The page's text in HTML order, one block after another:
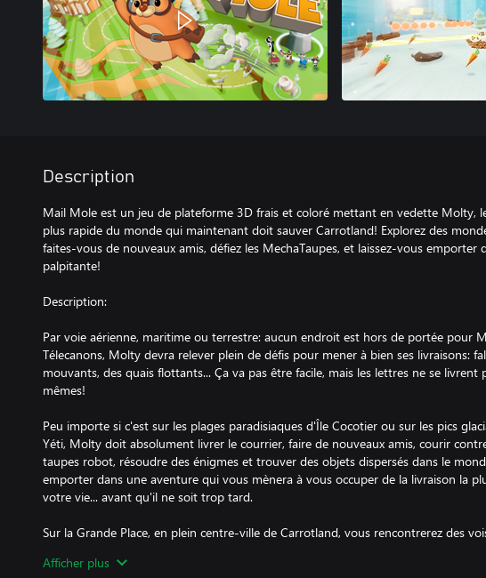
Description
Mail Mole est un jeu de plateforme 3D frais et coloré mettant en vedette Molty,
plus rapide du monde qui maintenant doit sauver Carrotland! Explorez des
faites-vous de nouveaux amis, défiez les MechaTaupes, et laissez-vous emporter
palpitante!
Description:
Par voie aérienne, maritime ou terrestre: aucun endroit est hors de portée pour
Télecanons, Molty devra relever plein de défis pour mener à bien ses livraisons:
mouvants, des quais flottants... Ça va pas être facile, mais les lettres ne se livrent
mêmes!
Peu importe si c'est sur les plages paradisiaques d'Île Cocotier ou sur les pics
Yéti, Molty doit absolument livrer le courrier, faire de nouveaux amis, courir
taupes robot, résoudre des énigmes et trouver des objets dispersés dans le
emporter dans une aventure qui vous mènera à vous occuper de la livraison la
votre vie... avant qu'il ne soit trop tard.
Sur la Grande Place, en plein centre-ville de Carrotland, vous rencontrerez des
pour rétablir les centrales d'énergie et sauver le festival de Carrotland ! Tout en
Afficher plus